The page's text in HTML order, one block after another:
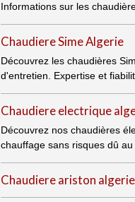
Informations sur les
Chaudiere Sime Algerie
Découvrez les chaudières
d'entretien. Expertise et
Chaudiere electrique
Découvrez nos chaudières
chauffage sans risques dû
Chaudiere ariston algerie